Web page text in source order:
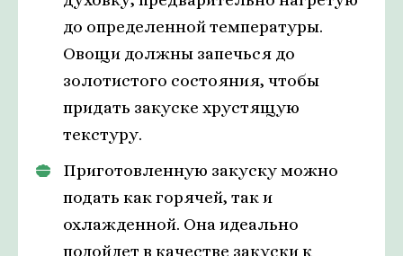
до определенной температуры.
Овощи должны запечься до
золотистого состояния, чтобы
придать закуске хрустящую
текстуру.
Приготовленную закуску можно
подать как горячей, так и
охлажденной. Она идеально
подойдет в качестве закуски к